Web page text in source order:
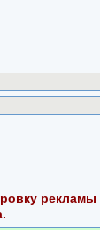
рекламы